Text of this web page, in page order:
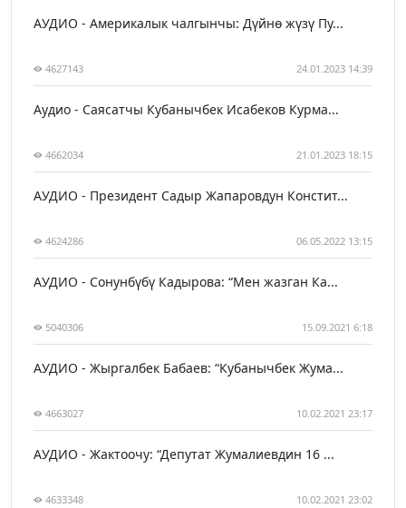
АУДИО - Америкалык чалгынчы: Дүйнө жүзү Пу...
4627143 24.01.2023 14:39
Аудио - Саясатчы Кубанычбек Исабеков Курма...
4662034 21.01.2023 18:15
АУДИО - Президент Садыр Жапаровдун Констит...
4624286 06.05.2022 13:15
АУДИО - Сонунбүбү Кадырова: “Мен жазган Ка...
5040306 15.09.2021 6:18
АУДИО - Жыргалбек Бабаев: “Кубанычбек Жума...
4663027 10.02.2021 23:17
АУДИО - Жактоочу: “Депутат Жумалиевдин 16 ...
4633348 10.02.2021 23:02